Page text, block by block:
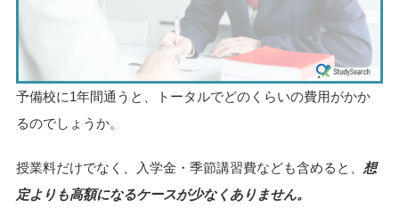
予備校に1年間通うと、トータルでどのくらいの費用がかか
るのでしょうか。
授業料だけでなく、入学金・季節講習費なども含めると、 想
定よりも高額になるケースが少なくありません。